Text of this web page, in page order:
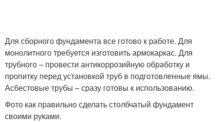
Для сборного фундамента все готово к работе. Для
монолитного требуется изготовить армокаркас. Для
трубного – провести антикоррозийную обработку и
пропитку перед установкой труб в подготовленные ямы.
Асбестовые трубы – сразу готовы к использованию.
Фото как правильно сделать столбчатый фундамент
своими руками.